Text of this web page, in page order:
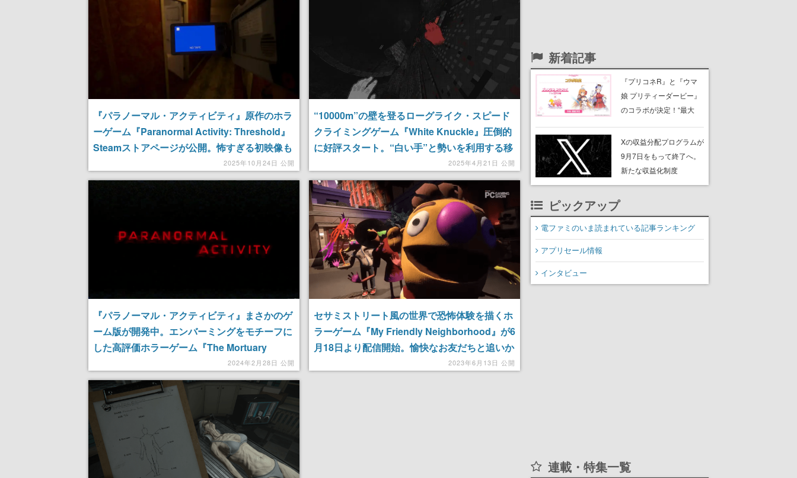
『パラノーマル・アクティビティ』原作のホラ
ーゲーム『Paranormal Activity: Threshold』
Steamストアページが公開。怖すぎる初映像も
お披露目。夫婦が家の中で様々な怪奇現象に遭
遇し、精神を蝕まれていく様子が描かれる
2025年10月24日 公開
“10000m”の壁を登るローグライク・スピード
クライミングゲーム『White Knuckle』圧倒的
に好評スタート。“白い手”と勢いを利用する移
動メカニクスを駆使し、さまざまな脅威を持つ
エリアを乗り越え脱出を目指せ
2025年4月21日 公開
『パラノーマル・アクティビティ』まさかのゲ
ーム版が開発中。エンバーミングをモチーフに
した高評価ホラーゲーム『The Mortuary
Assistant』のデベロッパーが開発2024年2月28日 公開
セサミストリート風の世界で恐怖体験を描くホ
ラーゲーム『My Friendly Neighborhood』が6
月18日より配信開始。愉快なお友だちと追いか
2023年6月13日 公開
新着記事
『プリコネR』と『ウマ
娘 プリティーダービー』
のコラボが決定！“最大
ンペーンなども発表
Xの収益分配プログラムが
9月7日をもって終了へ。
新たな収益化制度
「Original Content
ピックアップ
電ファミのいま読まれている記事ランキング
アプリセール情報
インタビュー
連載・特集一覧